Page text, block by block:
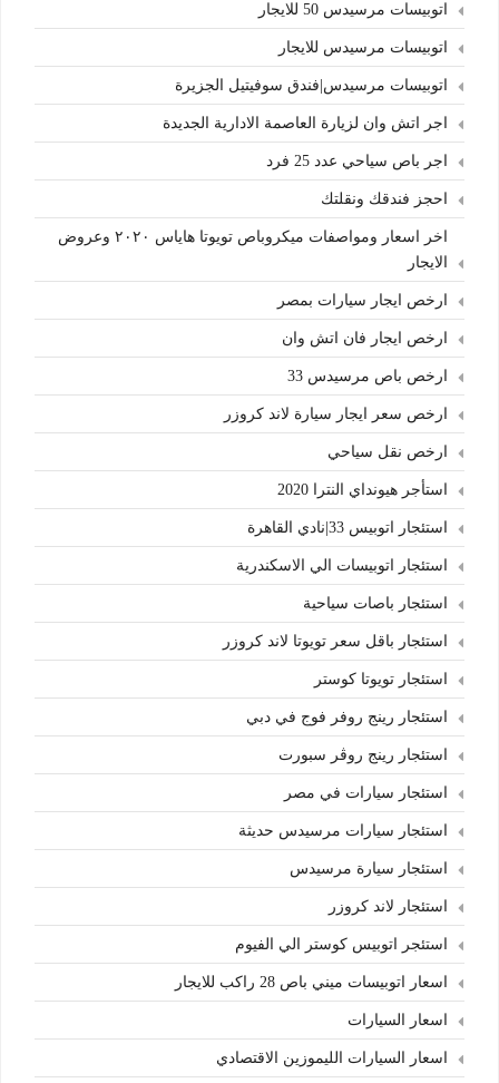
اتوبيسات مرسيدس 50 للايجار
اتوبيسات مرسيدس للايجار
اتوبيسات مرسيدس|فندق سوفيتيل الجزيرة
اجر اتش وان لزيارة العاصمة الادارية الجديدة
اجر باص سياحي عدد 25 فرد
احجز فندقك ونقلتك
اخر اسعار ومواصفات ميكروباص تويوتا هاياس ٢٠٢٠ وعروض
الايجار
ارخص ايجار سيارات بمصر
ارخص ايجار فان اتش وان
ارخص باص مرسيدس 33
ارخص سعر ايجار سيارة لاند كروزر
ارخص نقل سياحي
استأجر هيونداي النترا 2020
استئجار اتوبيس 33|نادي القاهرة
استئجار اتوبيسات الي الاسكندرية
استئجار باصات سياحية
استئجار باقل سعر تويوتا لاند كروزر
استئجار تويوتا كوستر
استئجار رينج روفر فوج في دبي
استئجار رينج روڤر سبورت
استئجار سيارات في مصر
استئجار سيارات مرسيدس حديثة
استئجار سيارة مرسيدس
استئجار لاند كروزر
استئجر اتوبيس كوستر الي الفيوم
اسعار اتوبيسات ميني باص 28 راكب للايجار
اسعار السيارات
اسعار السيارات الليموزين الاقتصادي